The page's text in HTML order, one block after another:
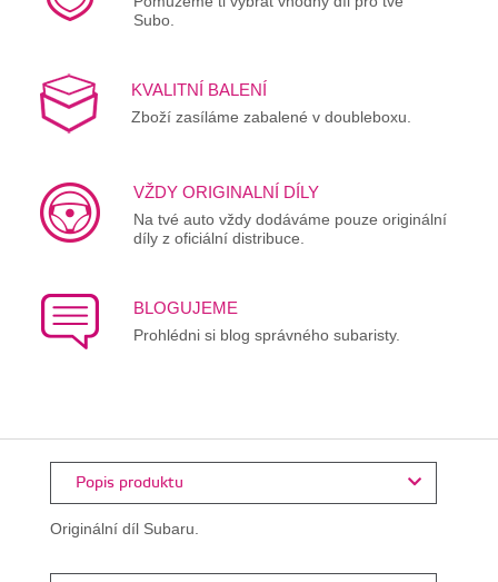
Subo.
KVALITNÍ BALENÍ
Zboží zasíláme zabalené v doubleboxu.
VŽDY ORIGINALNÍ DÍLY
Na tvé auto vždy dodáváme pouze originální
díly z oficiální distribuce.
BLOGUJEME
Prohlédni si blog správného subaristy.
Popis produktu
Originální díl Subaru.